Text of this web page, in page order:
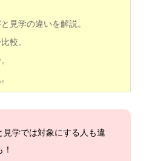
見学の違いを解説。
較。
見学では対象にする人も違